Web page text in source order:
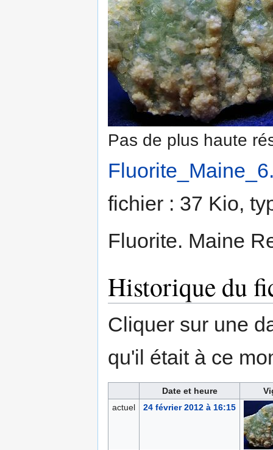
Pas de plus haute
fichier : 37 Kio,
Fluorite. Maine
Historique du
Cliquer sur une
qu'il était à ce
Date et heure
actuel
24 février 2012 à 16:15